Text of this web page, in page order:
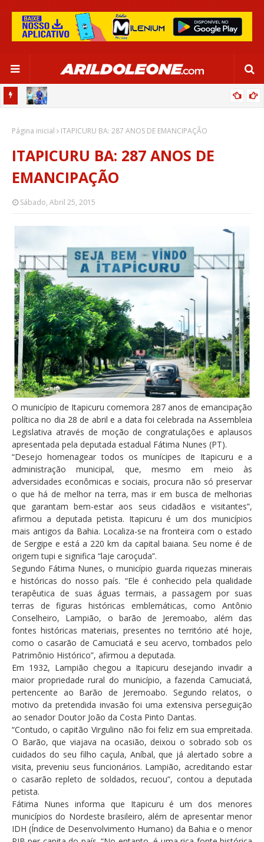
SALVADOR
Página inicial ITAPICURU BA: 287 ANOS DE EMANCIPAÇÃO
ITAPICURU BA: 287 ANOS DE
EMANCIPAÇÃO
Sábado, Abril 25, 2015
O município de Itapicuru comemora 287 anos de emancipação
política no dia 28 de abril e a data foi celebrada na Assembleia
Legislativa através de moção de congratulações e aplausos
apresentada pela deputada estadual Fátima Nunes (PT).
“Desejo homenagear todos os munícipes de Itapicuru e a
administração municipal, que, mesmo em meio às
adversidades econômicas e sociais, procura não só preservar
o que há de melhor na terra, mas ir em busca de melhorias
que garantam bem-estar aos seus cidadãos e visitantes”,
afirmou a deputada petista. Itapicuru é um dos municípios
mais antigos da Bahia. Localiza-se na fronteira com o estado
de Sergipe e está a 220 km da capital baiana. Seu nome é de
origem tupi e significa “laje caroçuda”.
Segundo Fátima Nunes, o município guarda riquezas minerais
e históricas do nosso país. “Ele é conhecido pela qualidade
terapêutica de suas águas termais, a passagem por suas
terras de figuras históricas emblemáticas, como Antônio
Conselheiro, Lampião, o barão de Jeremoabo, além das
fontes históricas materiais, presentes no território até hoje,
como o casarão de Camuciatá e seu acervo, tombados pelo
Patrimônio Histórico”, afirmou a deputada.
Em 1932, Lampião chegou a Itapicuru desejando invadir a
maior propriedade rural do município, a fazenda Camuciatá,
pertencente ao Barão de Jeremoabo. Segundo relatos, o
motivo da pretendida invasão foi uma extensiva perseguição
ao senador Doutor João da Costa Pinto Dantas.
“Contudo, o capitão Virgulino não foi feliz em sua empreitada.
O Barão, que viajava na ocasião, deixou o sobrado sob os
cuidados do seu filho caçula, Aníbal, que já alertado sobre a
visita, preveniu seus funcionários. Lampião, acreditando estar
o casarão repleto de soldados, recuou”, contou a deputada
petista.
Fátima Nunes informa que Itapicuru é um dos menores
municípios do Nordeste brasileiro, além de apresentar menor
IDH (Índice de Desenvolvimento Humano) da Bahia e o menor